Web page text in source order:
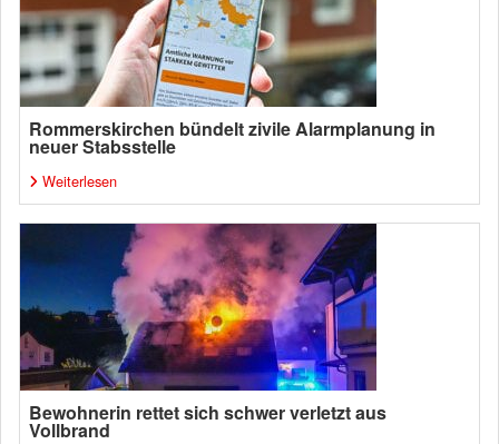
Rommerskirchen bündelt zivile Alarmplanung in
neuer Stabsstelle
Weiterlesen
Bewohnerin rettet sich schwer verletzt aus
Vollbrand